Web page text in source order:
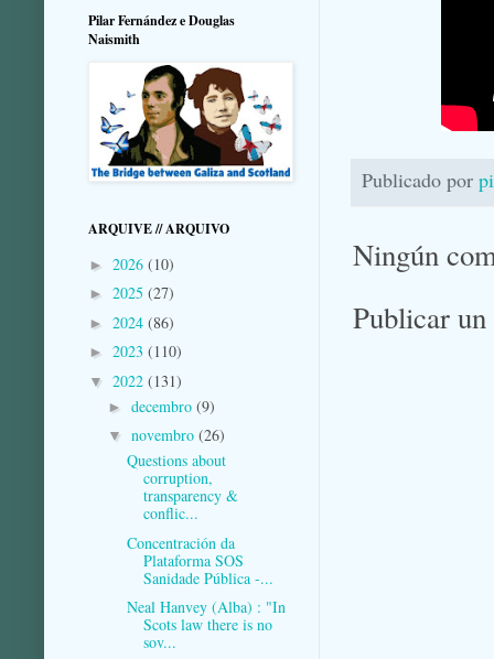
Publicado por
Ningún
Publicar
Pilar Fernández e Douglas
Naismith
ARQUIVE // ARQUIVO
► 2026 (10)
► 2025 (27)
► 2024 (86)
► 2023 (110)
▼ 2022 (131)
► decembro (9)
▼ novembro (26)
Questions about
corruption,
transparency &
conflic...
Concentración da
Plataforma SOS
Sanidade Pública -...
Neal Hanvey (Alba) : "In
Scots law there is no
sov...